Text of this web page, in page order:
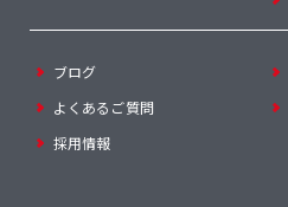
ブログ
よくあるご質問
採用情報